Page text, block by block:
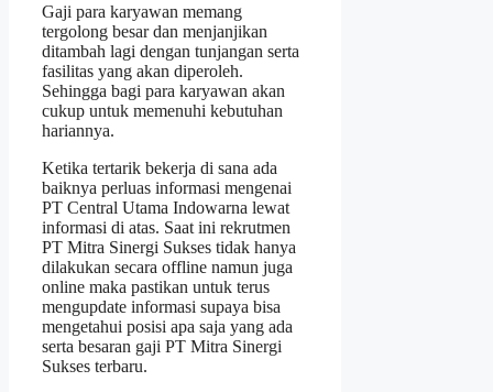
Gaji para karyawan memang
tergolong besar dan menjanjikan
ditambah lagi dengan tunjangan serta
fasilitas yang akan diperoleh.
Sehingga bagi para karyawan akan
cukup untuk memenuhi kebutuhan
hariannya.
Ketika tertarik bekerja di sana ada
baiknya perluas informasi mengenai
PT Central Utama Indowarna lewat
informasi di atas. Saat ini rekrutmen
PT Mitra Sinergi Sukses tidak hanya
dilakukan secara offline namun juga
online maka pastikan untuk terus
mengupdate informasi supaya bisa
mengetahui posisi apa saja yang ada
serta besaran gaji PT Mitra Sinergi
Sukses terbaru.